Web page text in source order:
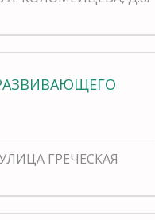
УЛИЦА ГРЕЧЕСКАЯ